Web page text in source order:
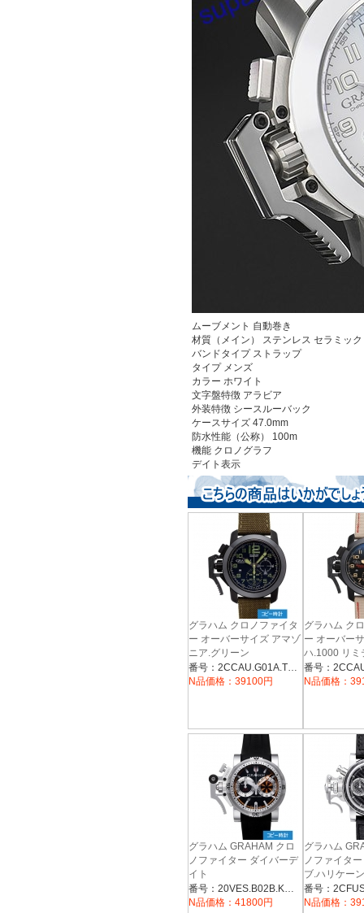
ムーブメント 自動巻き
材質（メイン）
ステンレス セラミック
バンドタイプ ストラップ
タイプ メンズ
カラー ホワイト
文字盤特徴 アラビア
外装特徴 シースルーバック
ケースサイズ 47.0mm
防水性能（公称）
100m
機能 クロノグラフ
デイト表示
グラハム クロノファイタ
ー オーバーサイズ アマゾ
ニア.グリーン
【2CCAU.G01A.T15N】番号：2CCAU.G01A.T15N
N品価格：39100円
グラハム ク
ー オーバー
ハ.1000 リミ
【
N品価格：
グラハム GRAHAM クロ
ノファイター ダイバーデ
イト
【20VES.B02B.K10B】番号：20VES.B02B.K10B
N品価格：41800円
グラハム
ノファイタ
ブ.ハリケーン
【
N品価格：